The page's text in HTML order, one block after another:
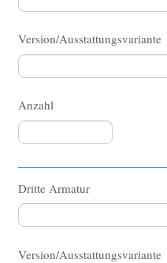
ES
ES
Piezo
ES Piezo-
ES Piezo-
Edelstahlarmaturen
ES
Version/Ausstattungsvariante
Anzahl
Dritte Armatur
Version/Ausstattungsvariante